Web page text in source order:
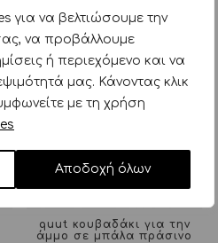
για να βελτιώσουμε την
να προβάλλουμε
ή περιεχόμενο και να
μας. Κάνοντας κλικ
με τη χρήση
Αποδοχή όλων
quut κουβαδάκι για την
άμμο σε μπάλα πράσινο